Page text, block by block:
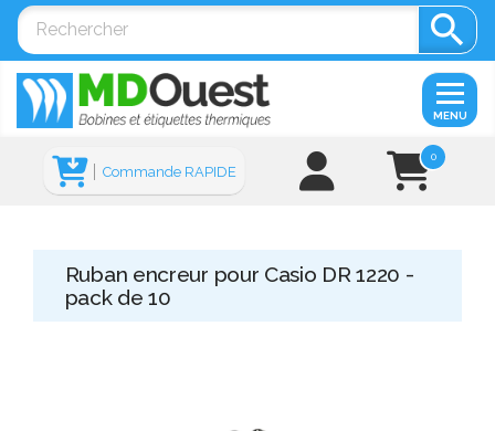

0
Commande RAPIDE
MENU
Ruban encreur pour Casio DR 1220 -
pack de 10